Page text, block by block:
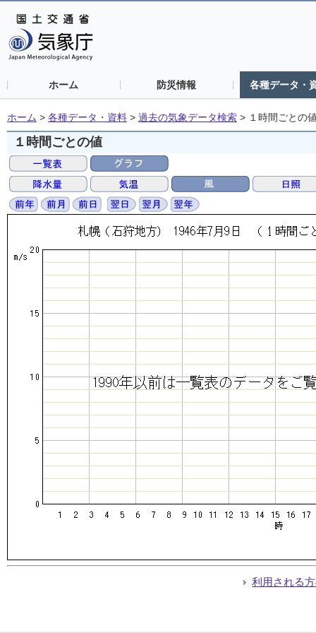
ホーム 防災情報 各種データ・
ホーム > 各種データ・資料 > 過去の気象データ検索 > １時間ごとの
１時間ごとの値
利用される